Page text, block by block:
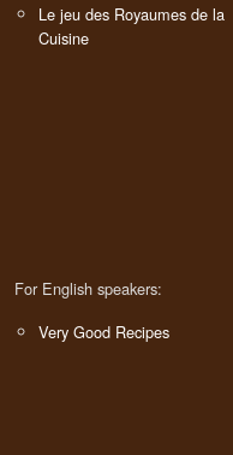
Le jeu des Royaumes de la
Cuisine
For English speakers:
Very Good Recipes